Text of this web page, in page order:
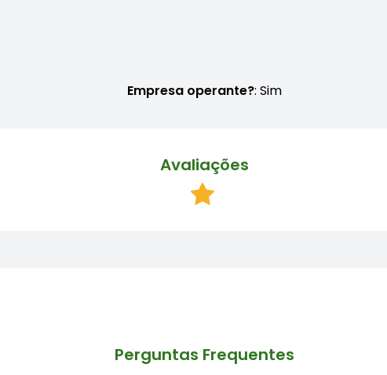
Empresa operante?: Sim
Avaliações
Perguntas Frequentes